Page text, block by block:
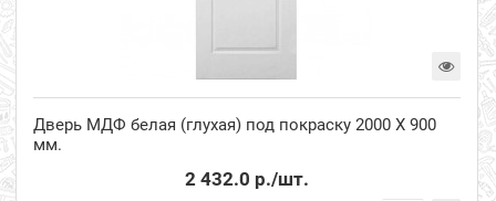
Дверь МДФ белая (глухая) под покраску 2000 Х 900
мм.
2 432.0 р./шт.